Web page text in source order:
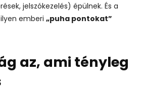
jelszókezelés) épülnek. És a
emberi „puha pontokat”
az, ami tényleg